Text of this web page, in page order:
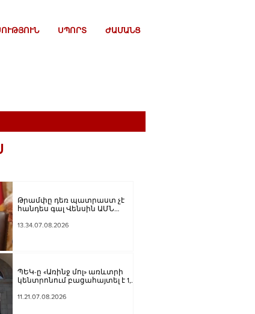
ՍՊՈՐՏ ԺԱՄԱՆՑ
Թրամփը դեռ պատրաստ չէ
հանդես գալ Վենսին ԱՄՆ
առաջադրելու օգտին
13.34.07.08.2026
ՊԵԿ-ը «Առինջ մոլ» առևտրի
կենտրոնում բացահայտել է 1,3
հարկման օբյեկտ
11.21.07.08.2026